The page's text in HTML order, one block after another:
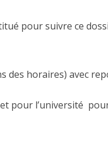
pour suivre ce
horaires) avec
pour l’université